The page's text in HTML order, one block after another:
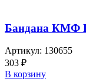
Бандана КМФ
Артикул: 130655
303 ₽
В корзину